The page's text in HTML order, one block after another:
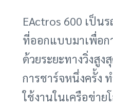
EActros 600 เป็น
ที่ออกแบบมาเพื่อก
ด้วยระยะทางวิ่งสูง
การชาร์จหนึ่งครั้ง
ใช้งานในเครือข่าย